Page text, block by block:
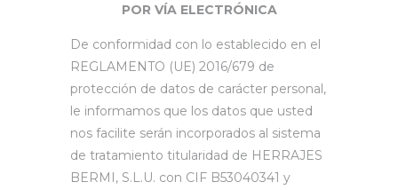
POR VÍA ELECTRÓNICA
De conformidad con lo establecido en el
REGLAMENTO (UE) 2016/679 de
protección de datos de carácter personal,
le informamos que los datos que usted
nos facilite serán incorporados al sistema
de tratamiento titularidad de HERRAJES
BERMI, S.L.U. con CIF B53040341 y